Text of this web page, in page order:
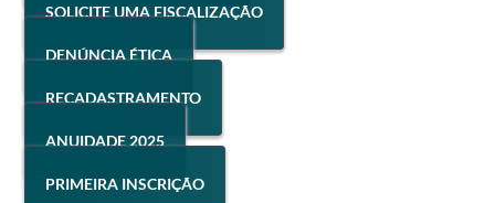
SOLICITE UMA FISCALIZAÇÃO
DENÚNCIA ÉTICA
RECADASTRAMENTO
ANUIDADE 2025
PRIMEIRA INSCRIÇÃO